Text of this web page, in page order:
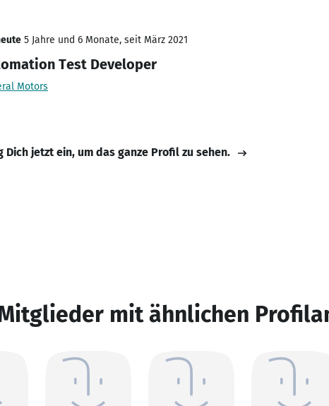
5 Jahre und 6 Monate, seit März 2021
Test Developer
Motors
Dich jetzt ein, um das ganze Profil zu sehen.
mit ähnlichen